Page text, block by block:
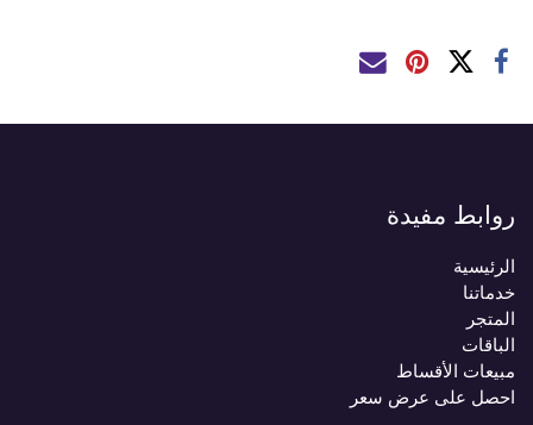
روابط مفيدة
الرئيسية
خدماتنا
المتجر
الباقات
مبيعات الأقساط
احصل على عرض سعر